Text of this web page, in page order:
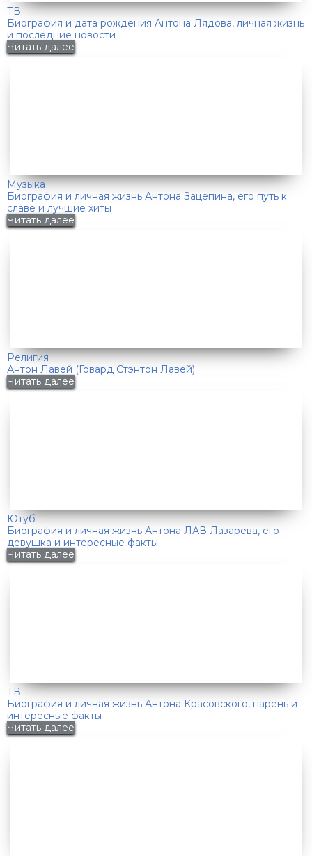
ТВ
Биография и дата рождения Антона Лядова, личная жизнь
и последние новости
Читать далее
Музыка
Биография и личная жизнь Антона Зацепина, его путь к
славе и лучшие хиты
Читать далее
Религия
Антон Лавей (Говард Стэнтон Лавей)
Читать далее
Ютуб
Биография и личная жизнь Антона ЛАВ Лазарева, его
девушка и интересные факты
Читать далее
ТВ
Биография и личная жизнь Антона Красовского, парень и
интересные факты
Читать далее